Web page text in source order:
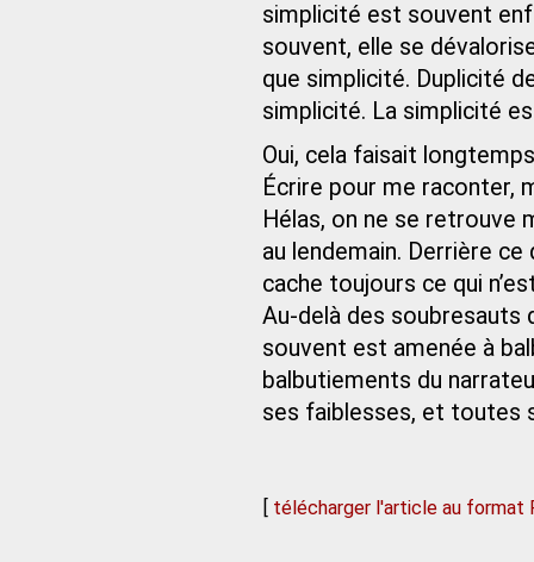
simplicité est souvent
souvent, elle se
que simplicité. Duplicité
simplicité. La simplicité
Oui, cela faisait
Écrire pour me raconter,
Hélas, on ne se retrouve
au lendemain. Derrière
cache toujours ce qui
Au-delà des soubresauts
souvent est amenée à
balbutiements du
ses faiblesses, et toutes
[ télécharger l'article au format